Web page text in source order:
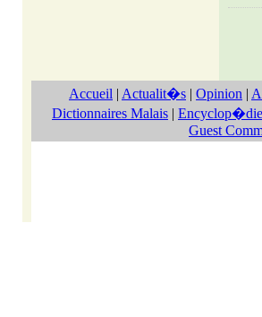
Accueil | Actualit�s | Opinion |
Dictionnaires Malais |
Guest